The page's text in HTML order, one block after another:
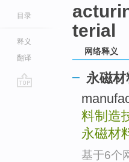
目录
释义
翻译
terial
网络释义
永磁
料制造
永磁材
基于6个